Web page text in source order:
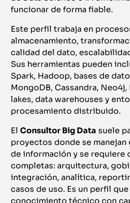
funcionar de forma fiable.
Este perfil trabaja en
almacenamiento,
calidad del dato,
Sus herramientas pueden
Spark, Hadoop, bases de
MongoDB, Cassandra,
lakes, data warehouses y
procesamiento distribuido.
ElConsultor Big Data suele
proyectos donde se manejan
de información y se requiere
completas: arquitectura,
integración, analítica,
casos de uso. Es un perfil
conocimiento técnico con